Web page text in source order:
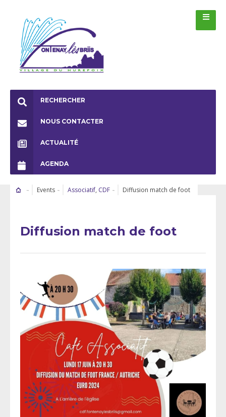
RECHERCHER
NOUS CONTACTER
ACTUALITÉ
AGENDA
Events Associatif, CDF Diffusion match de foot
Diffusion match de foot